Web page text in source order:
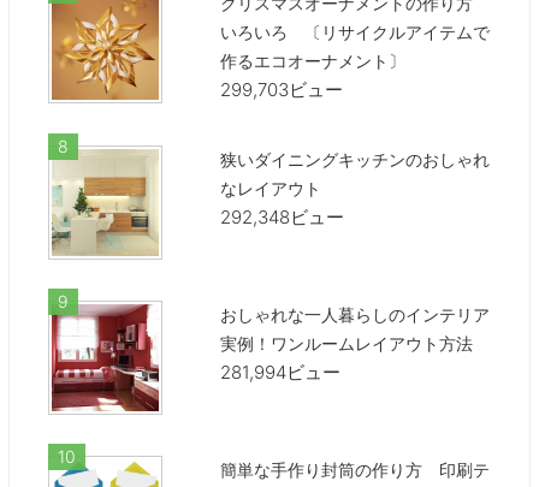
いろいろ 〔リサイクルアイテムで
作るエコオーナメント〕
299,703ビュー
狭いダイニングキッチンのおしゃれ
なレイアウト
292,348ビュー
おしゃれな一人暮らしのインテリア
実例！ワンルームレイアウト方法
281,994ビュー
簡単な手作り封筒の作り方 印刷テ